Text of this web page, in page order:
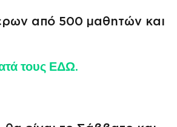
από 500 μαθητών και
τους ΕΔΩ.